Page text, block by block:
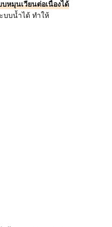
หมุนเวียนต่อเนื่องได้
บบน้ำได้ ทำให้